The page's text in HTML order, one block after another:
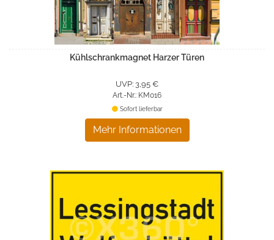
Kühlschrankmagnet Harzer Türen
UVP: 3,95 €
Art.-Nr.: KM016
Mehr Informationen
Sofort lieferbar